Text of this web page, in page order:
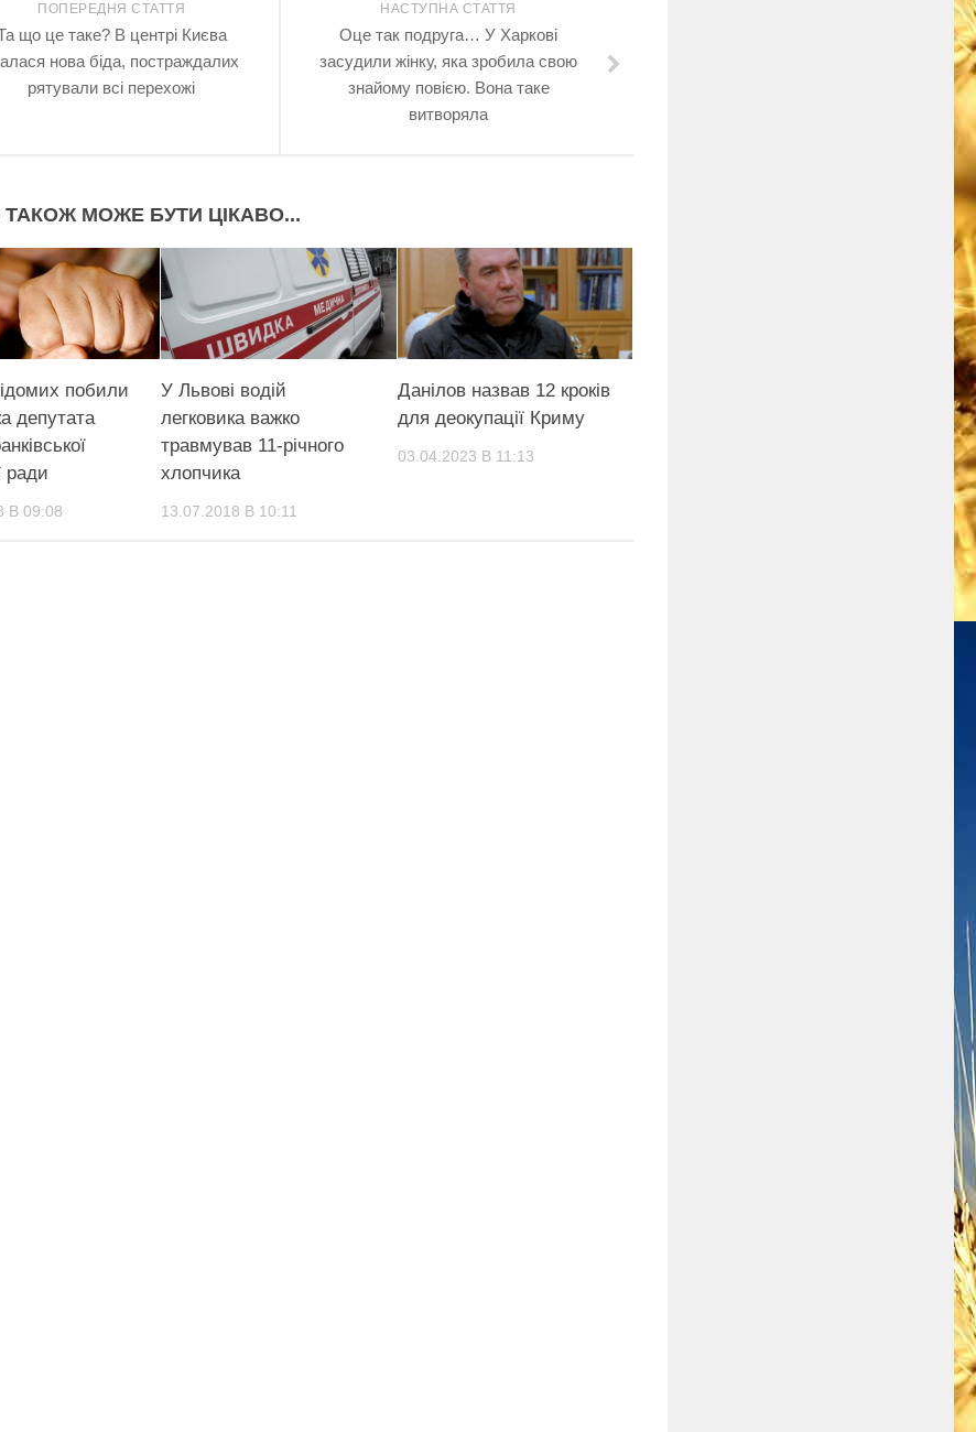
НАСТУПНА СТАТТЯ
Оце так подруга… У Харкові
засудили жінку, яка зробила свою
знайому повією. Вона таке
витворяла
ПОПЕРЕДНЯ СТАТТЯ
що це таке? В центрі Києва
нова біда, постраждалих
рятували всі перехожі
МОЖЕ БУТИ ЦІКАВО...
побили
депутата
ради
В 09:08
У Львові водій
легковика важко
травмував 11-річного
хлопчика
13.07.2018 В 10:11
Данілов назвав 12 кроків
для деокупації Криму
03.04.2023 В 11:13